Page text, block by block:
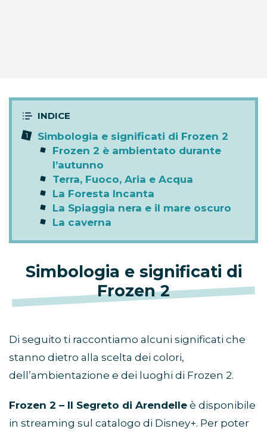
Simbologia e significati di Frozen 2
Frozen 2 è ambientato durante
l’autunno
Terra, Fuoco, Aria e Acqua
La Foresta Incanta
La Spiaggia nera e il mare oscuro
La caverna
Simbologia e significati di
Frozen 2
Di seguito ti raccontiamo alcuni significati che
stanno dietro alla scelta dei colori,
dell’ambientazione e dei luoghi di Frozen 2.
Frozen 2 – Il Segreto di Arendelle è disponibile
in streaming sul catalogo di Disney+. Per poter